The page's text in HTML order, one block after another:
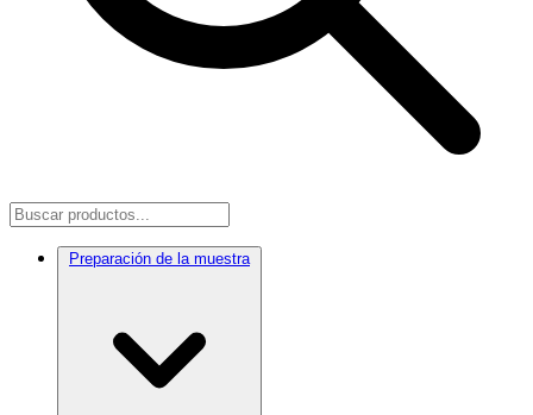
Preparación de la muestra